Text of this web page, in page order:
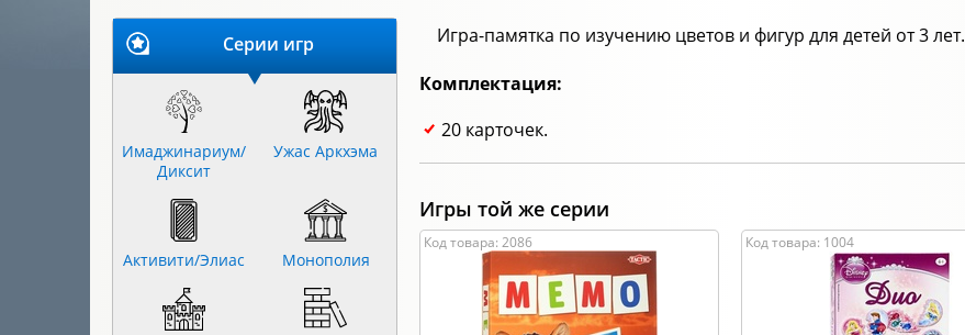
Игра-памятка по изучению цветов и фигур для детей от 3 лет.
Комплектация:
20 карточек.
Игры той же серии
Код товара: 2086 Код товара: 1004
Серии игр
Имаджинариум/
Диксит
Ужас Аркхэма
Активити/Элиас Монополия